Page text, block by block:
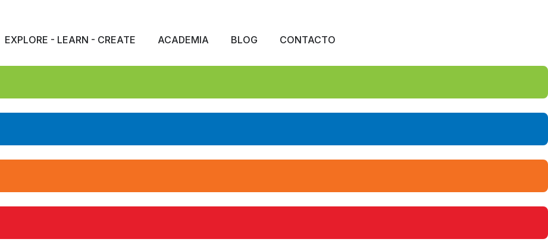
EXPLORE - LEARN - CREATE ACADEMIA BLOG CONTACTO